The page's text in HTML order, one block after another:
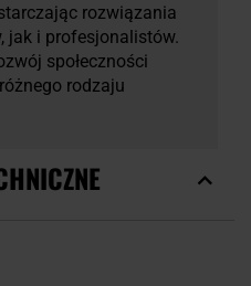
rozwiązania
jak i profesjonalistów.
społeczności
rodzaju